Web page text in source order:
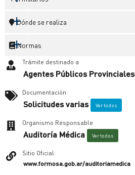
Dónde se realiza
Normas
Trámite destinado a
Agentes Públicos Provinciales
Documentación
Solicitudes varias Ver todos
Organismo Responsable
Auditoría Médica Ver todos
Sitio Oficial:
www.formosa.gob.ar/auditoriamedica